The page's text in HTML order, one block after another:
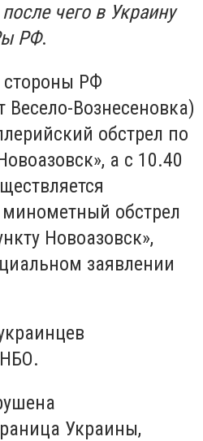
чего в Украину
РФ.
стороны РФ
Вознесеновка)
обстрел по
а с 10.40
обстрел
Новоазовск»,
заявлении
Украины,